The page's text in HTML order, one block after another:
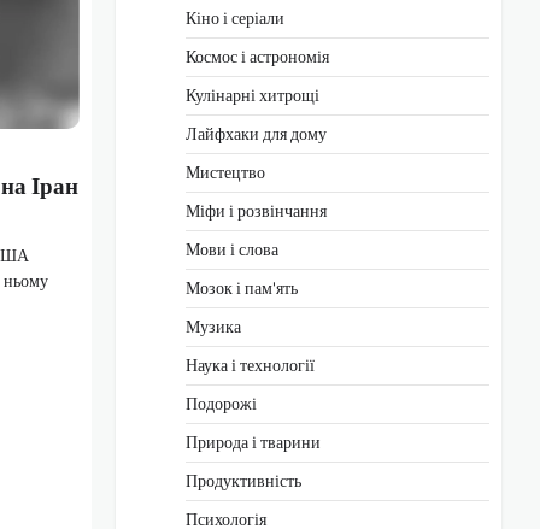
Іран
ньому
Кіно і серіали
Космос і астрономія
Кулінарні хитрощі
Лайфхаки для дому
Мистецтво
Міфи і розвінчання
Мови і слова
Мозок і пам'ять
Музика
Наука і технології
Подорожі
Природа і тварини
Продуктивність
Психологія